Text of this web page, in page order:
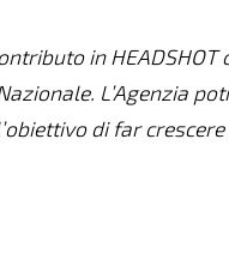
in
L’Agenzia
di far